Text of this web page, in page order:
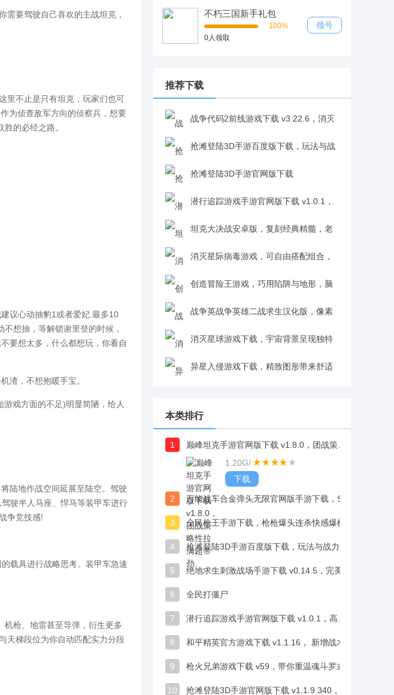
要驾驶自己喜欢的主战坦克，
不止是只有坦克，玩家们也可
为侦查敌军方向的侦察兵，想要
的必经之路。
议心动抽豹1或者爱妃.最多10
想抽，等解锁谢里登的时候，
要想太多，什么都想玩，你看自
渣，不想抱暖手宝。
戏方面的不足)明显简陋，给人
陆地作战空间延展至陆空。驾驶
驶半人马座、悍马等装甲车进行
争竞技感!
载具进行战略思考。装甲车急速
枪、地雷甚至导弹，衍生更多
天梯段位为你自动匹配实力分段
不朽三国新手礼包
100%
0人领取
领号
推荐下载
战争代码2前线游戏下载 v3.22.6，消灭
所有敌人成就感爆棚v3.22.6
抢滩登陆3D手游百度版下载，玩法与战
力升级乐趣持续加码v1.1.9.340
抢滩登陆3D手游官网版下载
v1.1.9.340，技能搭配组队扫平战场超带感
v1.1.9.340
潜行追踪游戏手游官网版下载 v1.0.1，
高自由度场景交互体验拉满v1.0.1
坦克大决战安卓版，复刻经典精髓，老
玩家情怀满满v1.828
消灭星际病毒游戏，可自由搭配组合，
打造最强战斗飞船v1.1
创造冒险王游戏，巧用陷阱与地形，脑
洞大开玩出花样v1.0.18
战争英战争英雄二战求生汉化版，像素
画面画质佳，轻松获得好评v1.0.3
消灭星球游戏下载，宇宙背景呈现独特
视觉体验v1.0异星入侵游戏下载，精致图形带来舒适
本类排行
1
1.20G/
下载
2
3
4
5
6 全民打僵尸
7
8
9
10